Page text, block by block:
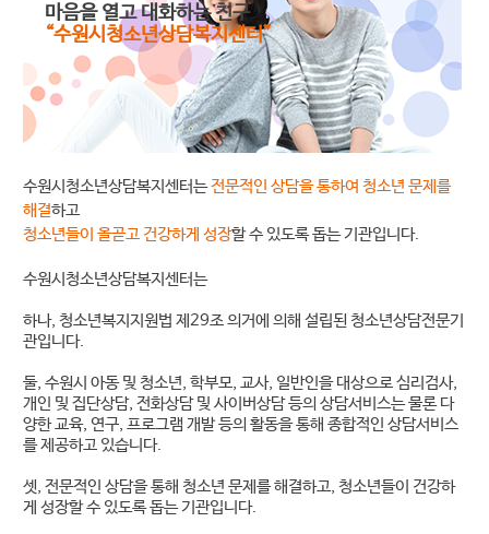
마음을 열고 대화하는 친구
“수원시청소년상담복지센터”
수원시청소년상담복지센터는전문적인 상담을 통하여 청소년 문제를
해결하고
청소년들이 올곧고 건강하게 성장할 수 있도록 돕는 기관입니다.
수원시청소년상담복지센터는
하나, 청소년복지지원법 제29조 의거에 의해 설립된 청소년상담전문기
관입니다.
둘, 수원시 아동 및 청소년, 학부모, 교사, 일반인을 대상으로 심리검사,
개인 및 집단상담, 전화상담 및 사이버상담 등의 상담서비스는 물론 다
양한 교육, 연구, 프로그램 개발 등의 활동을 통해 종합적인 상담서비스
를 제공하고 있습니다.
셋, 전문적인 상담을 통해 청소년 문제를 해결하고, 청소년들이 건강하
게 성장할 수 있도록 돕는 기관입니다.